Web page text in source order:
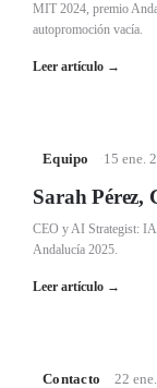
MIT 2024, premio
autopromoción vacía.
Leer artículo →
Equipo 15 ene.
Sarah Pérez,
CEO y AI Strategist:
Andalucía 2025.
Leer artículo →
Contacto 22